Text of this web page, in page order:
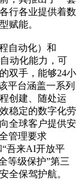
行各业提供着数
赋能。
自动化）和
动化能力，可
双手，能够24小
平台涵盖一系列
创建、随处运
稳定的数字化劳
全球客户提供安
管理要求
“吾来AI开放平
等级保护”第三
全保驾护航。